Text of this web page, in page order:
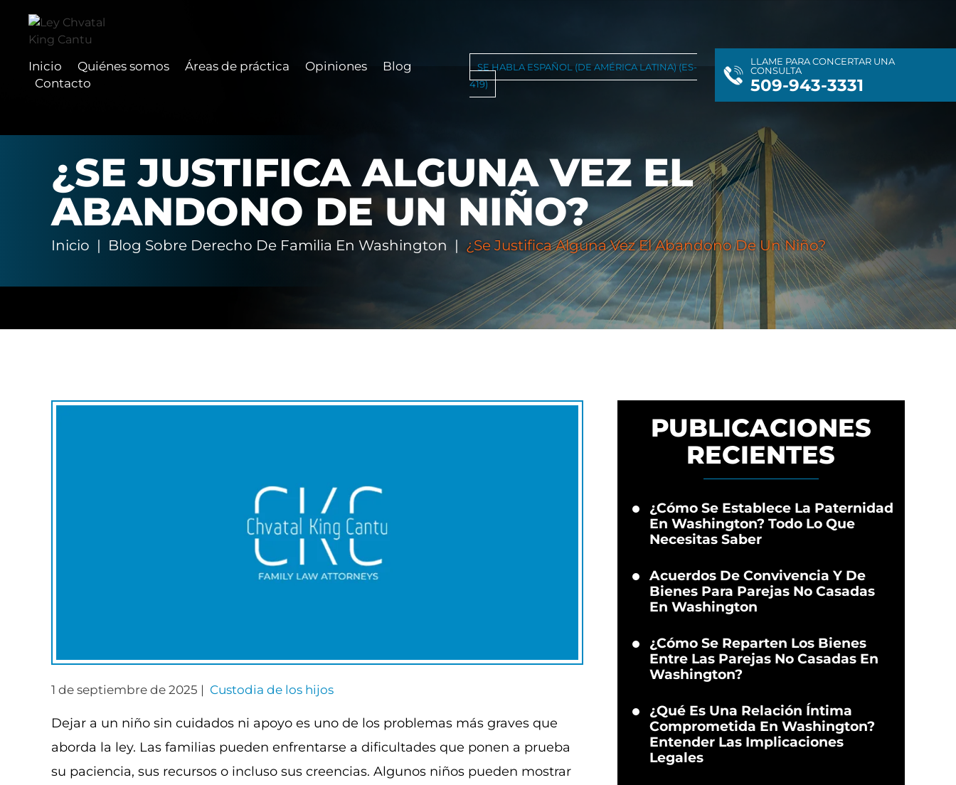
Inicio Quiénes somos Áreas de práctica Opiniones
Blog
Contacto
SE HABLA ESPAÑOL (DE AMÉRICA LATINA) (ES-
419)
LLAME PARA CONCERTAR UNA
CONSULTA
509-943-3331
¿SE JUSTIFICA ALGUNA VEZ EL
ABANDONO DE UN NIÑO?
Inicio | Blog Sobre Derecho De Familia En Washington | ¿Se Justifica Alguna Vez El Abandono De Un Niño?
1 de septiembre de 2025 | Custodia de los hijos
Dejar a un niño sin cuidados ni apoyo es uno de los problemas más graves que
aborda la ley. Las familias pueden enfrentarse a dificultades que ponen a prueba
su paciencia, sus recursos o incluso sus creencias. Algunos niños pueden mostrar
PUBLICACIONES
RECIENTES
¿Cómo Se Establece La Paternidad
En Washington? Todo Lo Que
Necesitas Saber
Acuerdos De Convivencia Y De
Bienes Para Parejas No Casadas
En Washington
¿Cómo Se Reparten Los Bienes
Entre Las Parejas No Casadas En
Washington?
¿Qué Es Una Relación Íntima
Comprometida En Washington?
Entender Las Implicaciones
Legales